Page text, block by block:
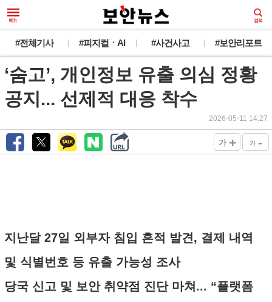
#전체기사 #피지컬ㆍAI #사건사고 #보안리포트
‘숨고’, 개인정보 유출 의심 정황
공지... 선제적 대응 착수
2026-05-11 14:27
가 + 가 -
지난달 27일 외부자 침입 흔적 발견, 결제 내역
및 식별번호 등 유출 가능성 조사
당국 신고 및 보안 취약점 진단 마쳐... “플랫폼